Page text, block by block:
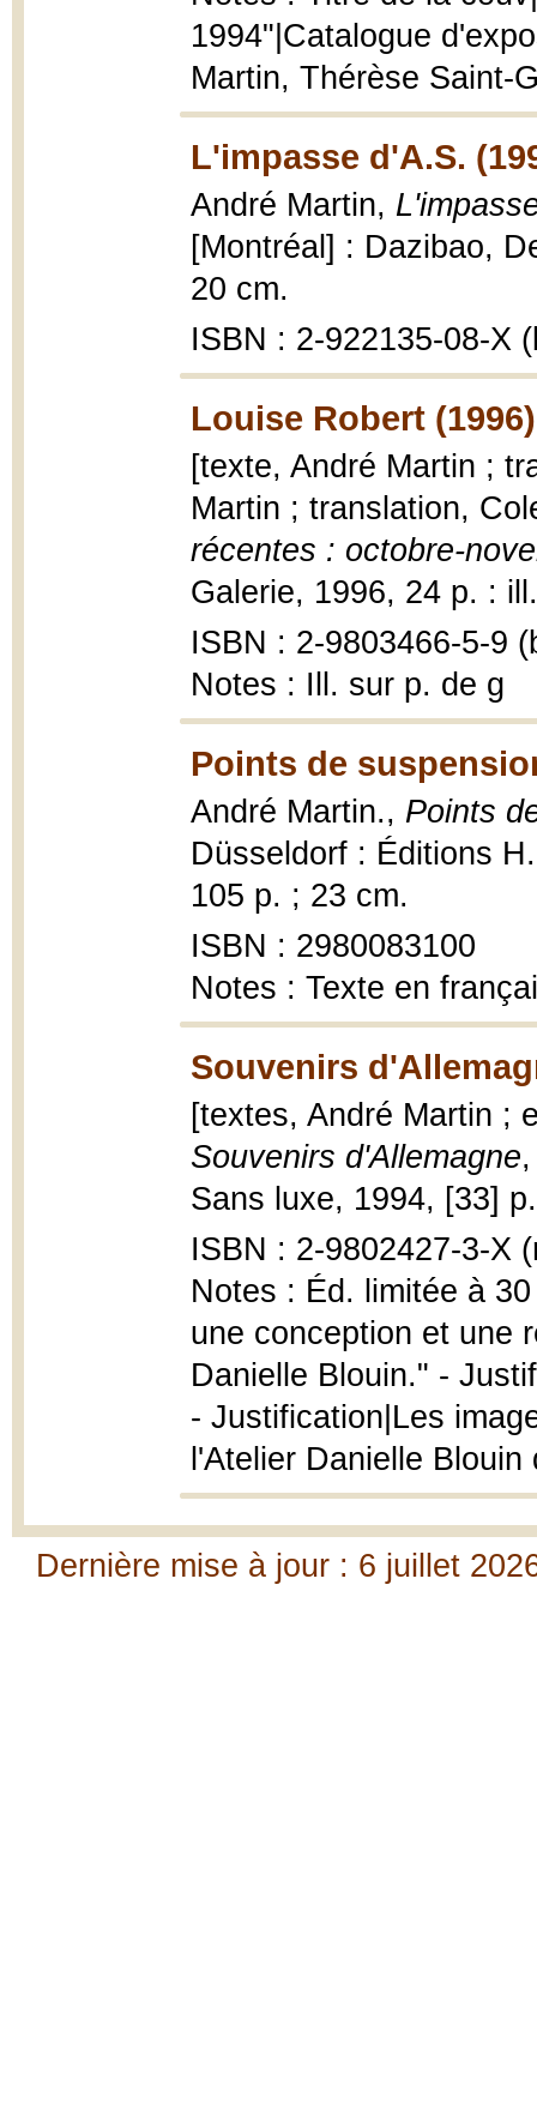
1994"|Catalogue
Martin, Thérèse Saint-
L'impasse d'A.S.
André Martin,
[Montréal] : Dazibao,
20 cm.
ISBN : 2-922135-08-X
Louise Robert (1996)
[texte, André Martin ;
Martin ; translation,
récentes : octobre-
Galerie, 1996, 24 p. :
ISBN : 2-9803466-5-9
Notes : Ill. sur p. de g
Points de
André Martin., Points
Düsseldorf : Éditions
105 p. ; 23 cm.
ISBN : 2980083100
Notes : Texte en
Souvenirs
[textes, André Martin ;
Souvenirs d'Allemagne
Sans luxe, 1994, [33]
ISBN : 2-9802427-3-X
Notes : Éd. limitée à
une conception et une
Danielle Blouin." -
- Justification|Les
l'Atelier Danielle
Dernière mise à jour : 6 juillet